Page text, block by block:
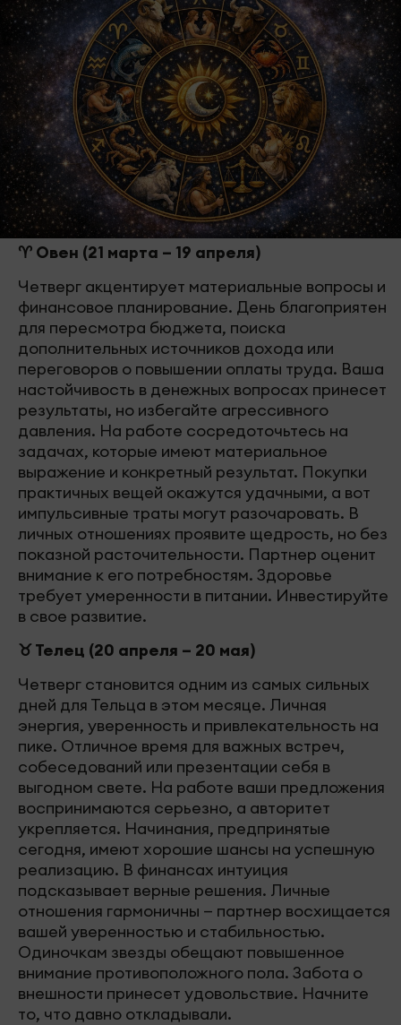
♈ Овен (21 марта – 19 апреля)
Четверг акцентирует материальные вопросы и
финансовое планирование. День благоприятен
для пересмотра бюджета, поиска
дополнительных источников дохода или
переговоров о повышении оплаты труда. Ваша
настойчивость в денежных вопросах принесет
результаты, но избегайте агрессивного
давления. На работе сосредоточьтесь на
задачах, которые имеют материальное
выражение и конкретный результат. Покупки
практичных вещей окажутся удачными, а вот
импульсивные траты могут разочаровать. В
личных отношениях проявите щедрость, но без
показной расточительности. Партнер оценит
внимание к его потребностям. Здоровье
требует умеренности в питании. Инвестируйте
в свое развитие.
♉ Телец (20 апреля – 20 мая)
Четверг становится одним из самых сильных
дней для Тельца в этом месяце. Личная
энергия, уверенность и привлекательность на
пике. Отличное время для важных встреч,
собеседований или презентации себя в
выгодном свете. На работе ваши предложения
воспринимаются серьезно, а авторитет
укрепляется. Начинания, предпринятые
сегодня, имеют хорошие шансы на успешную
реализацию. В финансах интуиция
подсказывает верные решения. Личные
отношения гармоничны — партнер восхищается
вашей уверенностью и стабильностью.
Одиночкам звезды обещают повышенное
внимание противоположного пола. Забота о
внешности принесет удовольствие. Начните
то, что давно откладывали.